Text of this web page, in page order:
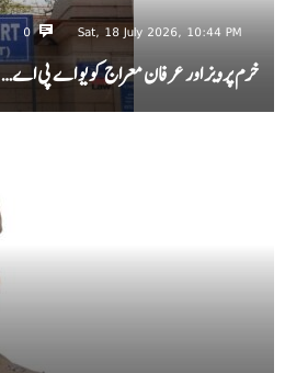
Sat, 18 July 2026, 10:44 PM
0
خرم پرویز اور عرفان معراج کو یو اے پی اے…